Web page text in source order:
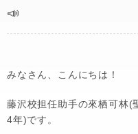
📣
みなさん、こんにちは！
藤沢校担任助手の來栖可林(
4年)です。